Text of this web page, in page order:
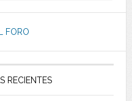
FORO
RECIENTES